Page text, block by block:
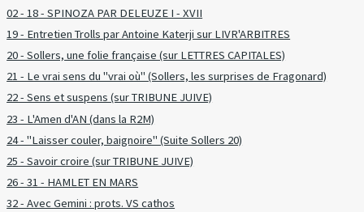
02 - 18 - SPINOZA PAR DELEUZE I - XVII
19 - Entretien Trolls par Antoine Katerji sur LIVR'ARBITRES
20 - Sollers, une folie française (sur LETTRES CAPITALES)
21 - Le vrai sens du "vrai où" (Sollers, les surprises de Fragonard)
22 - Sens et suspens (sur TRIBUNE JUIVE)
23 - L'Amen d'AN (dans la R2M)
24 - "Laisser couler, baignoire" (Suite Sollers 20)
25 - Savoir croire (sur TRIBUNE JUIVE)
26 - 31 - HAMLET EN MARS
32 - Avec Gemini : prots. VS cathos